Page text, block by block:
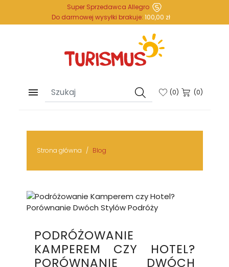
Do darmowej wysyłki brakuje: 100,00 zł
Super Sprzedawca Allegro
 (0) (0)
Strona główna Blog
PODRÓŻOWANIE
KAMPEREM CZY HOTEL?
PORÓWNANIE DWÓCH